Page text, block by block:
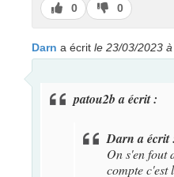
J’aime
0
J’aime
pas
0
Darn a écrit le 23/03/2023
patou2b a écrit :
Darn a écrit
On s'en fout
compte c'est